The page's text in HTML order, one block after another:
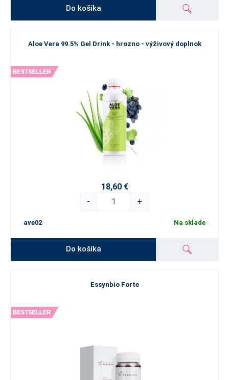
Do košíka
Aloe Vera 99.5% Gel Drink - hrozno - výživový doplnok
18,60 €
-
+
ave02 Na sklade
Do košíka
Essynbio Forte